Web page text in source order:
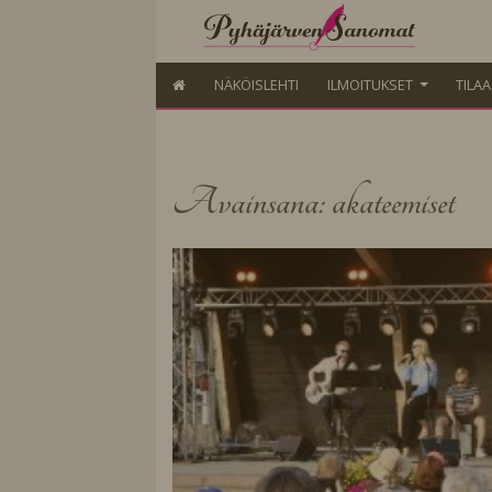
NÄKÖISLEHTI ILMOITUKSET
Avainsana: akateemiset